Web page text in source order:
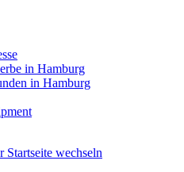
in Hamburg
in Hamburg